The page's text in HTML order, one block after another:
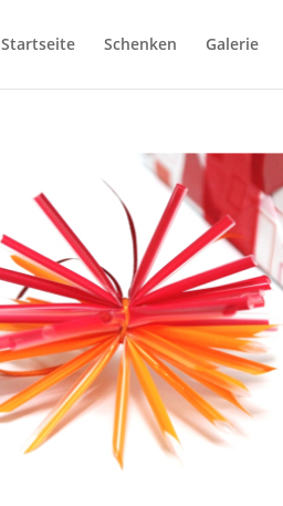
Startseite Schenken Galerie